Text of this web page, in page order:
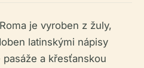
je vyroben z žuly,
latinskými nápisy
a křesťanskou